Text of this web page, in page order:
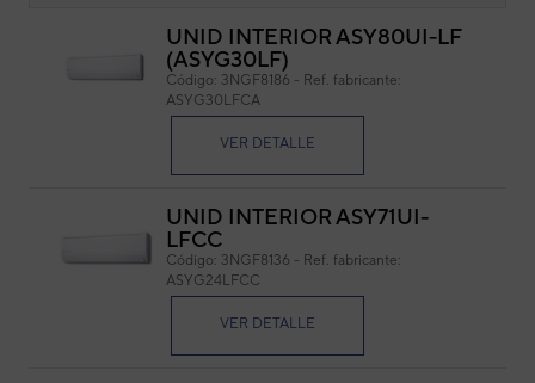
UNID INTERIOR ASY80UI-LF
(ASYG30LF)
Código: 3NGF8186 - Ref. fabricante:
ASYG30LFCA
VER DETALLE
UNID INTERIOR ASY71UI-
LFCC
Código: 3NGF8136 - Ref. fabricante:
ASYG24LFCC
VER DETALLE